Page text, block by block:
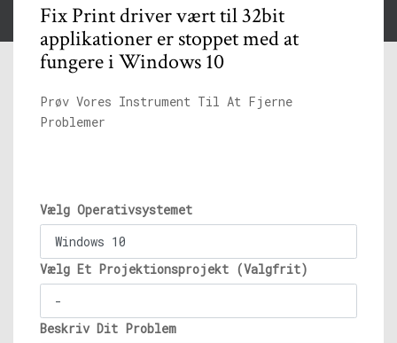
Fix Print driver vært til 32bit
applikationer er stoppet med at
fungere i Windows 10
Prøv Vores Instrument Til At Fjerne
Problemer
Vælg Operativsystemet
Vælg Et Projektionsprojekt (Valgfrit)
Beskriv Dit Problem